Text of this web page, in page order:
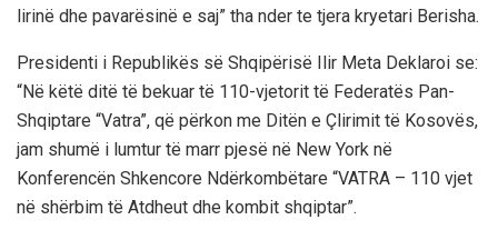
lirinë dhe pavarësinë e saj” tha nder te tjera kryetari Berisha.
Presidenti i Republikës së Shqipërisë Ilir Meta Deklaroi se:
“Në këtë ditë të bekuar të 110-vjetorit të Federatës Pan-
Shqiptare “Vatra”, që përkon me Ditën e Çlirimit të Kosovës,
jam shumë i lumtur të marr pjesë në New York në
Konferencën Shkencore Ndërkombëtare “VATRA – 110 vjet
në shërbim të Atdheut dhe kombit shqiptar”.